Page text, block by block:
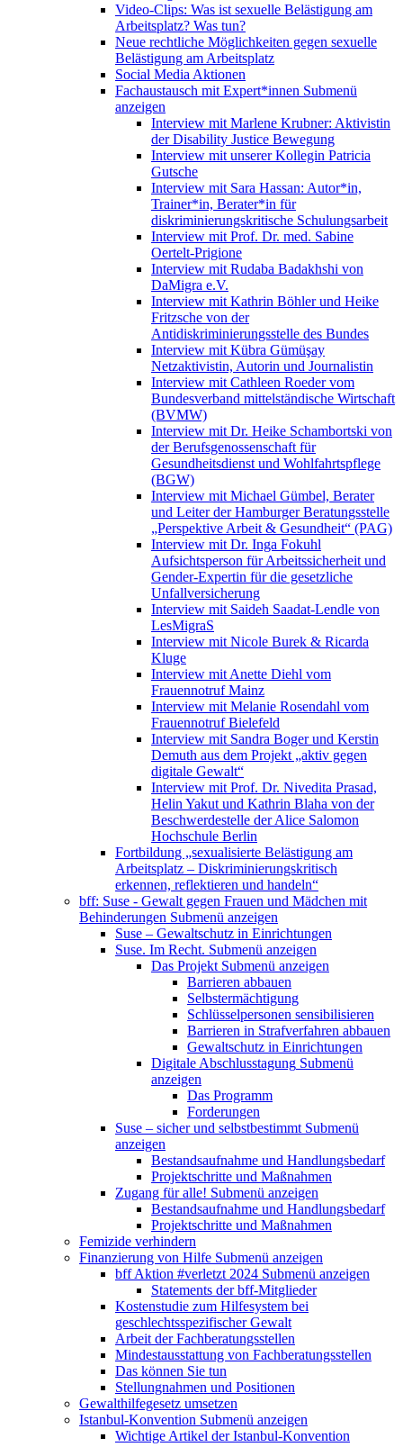
Video-Clips: Was ist sexuelle Belästigung am
Arbeitsplatz? Was tun?
Neue rechtliche Möglichkeiten gegen sexuelle
Belästigung am Arbeitsplatz
Social Media Aktionen
Fachaustausch mit Expert*innen Submenü
anzeigen
Interview mit Marlene Krubner: Aktivistin
der Disability Justice Bewegung
Interview mit unserer Kollegin Patricia
Gutsche
Interview mit Sara Hassan: Autor*in,
Trainer*in, Berater*in für
diskriminierungskritische Schulungsarbeit
Interview mit Prof. Dr. med. Sabine
Oertelt-Prigione
Interview mit Rudaba Badakhshi von
DaMigra e.V.
Interview mit Kathrin Böhler und Heike
Fritzsche von der
Antidiskriminierungsstelle des Bundes
Interview mit Kübra Gümüşay
Netzaktivistin, Autorin und Journalistin
Interview mit Cathleen Roeder vom
Bundesverband mittelständische Wirtschaft
(BVMW)
Interview mit Dr. Heike Schambortski von
der Berufsgenossenschaft für
Gesundheitsdienst und Wohlfahrtspflege
(BGW)
Interview mit Michael Gümbel, Berater
und Leiter der Hamburger Beratungsstelle
„Perspektive Arbeit & Gesundheit“ (PAG)
Interview mit Dr. Inga Fokuhl
Aufsichtsperson für Arbeitssicherheit und
Gender-Expertin für die gesetzliche
Unfallversicherung
Interview mit Saideh Saadat-Lendle von
LesMigraS
Interview mit Nicole Burek & Ricarda
Kluge
Interview mit Anette Diehl vom
Frauennotruf Mainz
Interview mit Melanie Rosendahl vom
Frauennotruf Bielefeld
Interview mit Sandra Boger und Kerstin
Demuth aus dem Projekt „aktiv gegen
digitale Gewalt“
Interview mit Prof. Dr. Nivedita Prasad,
Helin Yakut und Kathrin Blaha von der
Beschwerdestelle der Alice Salomon
Hochschule Berlin
Fortbildung „sexualisierte Belästigung am
Arbeitsplatz – Diskriminierungskritisch
erkennen, reflektieren und handeln“
bff: Suse - Gewalt gegen Frauen und Mädchen mit
Behinderungen Submenü anzeigen
Suse – Gewaltschutz in Einrichtungen
Suse. Im Recht. Submenü anzeigen
Das Projekt Submenü anzeigen
Barrieren abbauen
Selbstermächtigung
Schlüsselpersonen sensibilisieren
Barrieren in Strafverfahren abbauen
Gewaltschutz in Einrichtungen
Digitale Abschlusstagung Submenü
anzeigen
Das Programm
Forderungen
Suse – sicher und selbstbestimmt Submenü
anzeigen
Bestandsaufnahme und Handlungsbedarf
Projektschritte und Maßnahmen
Zugang für alle! Submenü anzeigen
Bestandsaufnahme und Handlungsbedarf
Projektschritte und Maßnahmen
Femizide verhindern
Finanzierung von Hilfe Submenü anzeigen
bff Aktion #verletzt 2024 Submenü anzeigen
Statements der bff-Mitglieder
Kostenstudie zum Hilfesystem bei
geschlechtsspezifischer Gewalt
Arbeit der Fachberatungsstellen
Mindestausstattung von Fachberatungsstellen
Das können Sie tun
Stellungnahmen und Positionen
Gewalthilfegesetz umsetzen
Istanbul-Konvention Submenü anzeigen
Wichtige Artikel der Istanbul-Konvention